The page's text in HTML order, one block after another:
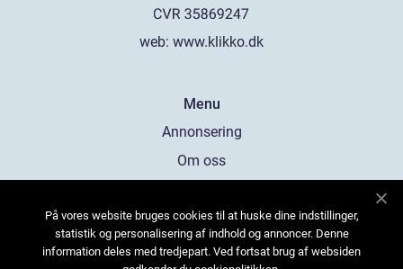
web: www.klikko.dk
Menu
Annonsering
Om oss
Kontakta oss
Sitemap
På vores website bruges cookies til at huske dine indstillinger,
statistik og personalisering af indhold og annoncer. Denne
information deles med tredjepart. Ved fortsat brug af websiden